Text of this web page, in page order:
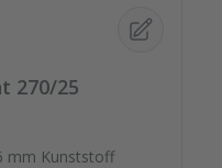
270/25
mm Kunststoff